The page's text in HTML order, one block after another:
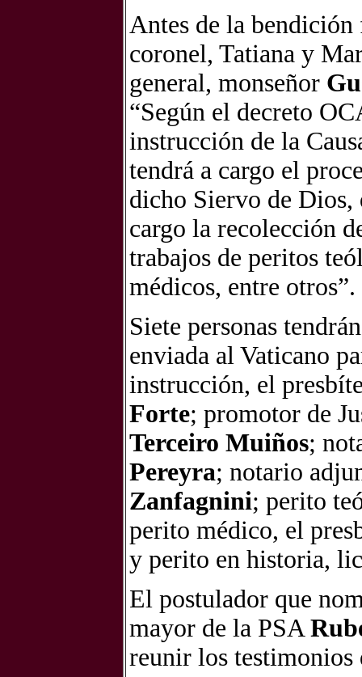
Antes de la bendición
coronel, Tatiana y
general, monseñor
“Según el decreto
instrucción de la
tendrá a cargo el
dicho Siervo de Dios,
cargo la recolección
trabajos de peritos
médicos, entre otros”.
Siete personas
enviada al Vaticano
instrucción, el
Forte; promotor de
Terceiro Muiños;
Pereyra; notario
Zanfagnini; perito
perito médico, el
y perito en historia,
El postulador que
mayor de la PSA
reunir los testimonios